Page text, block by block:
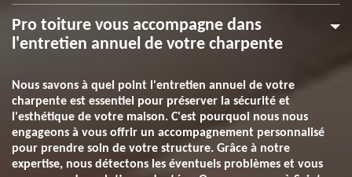
Pro toiture vous accompagne dans
l'entretien annuel de votre charpente
Nous savons à quel point l'entretien annuel de votre
charpente est essentiel pour préserver la sécurité et
l'esthétique de votre maison. C'est pourquoi nous nous
engageons à vous offrir un accompagnement personnalisé
pour prendre soin de votre structure. Grâce à notre
expertise, nous détectons les éventuels problèmes et vous